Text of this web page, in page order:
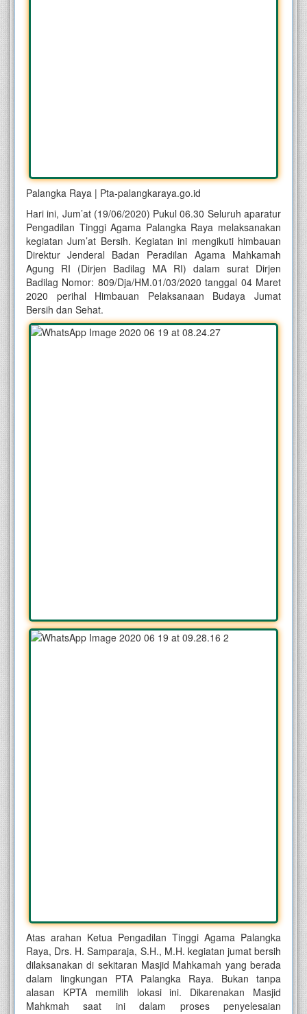
Palangka Raya | Pta-palangkaraya.go.id
Hari ini, Jum’at (19/06/2020) Pukul 06.30 Seluruh aparatur
Pengadilan Tinggi Agama Palangka Raya melaksanakan
kegiatan Jum’at Bersih. Kegiatan ini mengikuti himbauan
Direktur Jenderal Badan Peradilan Agama Mahkamah
Agung RI (Dirjen Badilag MA RI) dalam surat Dirjen
Badilag Nomor: 809/Dja/HM.01/03/2020 tanggal 04 Maret
2020 perihal Himbauan Pelaksanaan Budaya Jumat
Bersih dan Sehat.
Atas arahan Ketua Pengadilan Tinggi Agama Palangka
Raya, Drs. H. Samparaja, S.H., M.H. kegiatan jumat bersih
dilaksanakan di sekitaran Masjid Mahkamah yang berada
dalam lingkungan PTA Palangka Raya. Bukan tanpa
alasan KPTA memilih lokasi ini. Dikarenakan Masjid
Mahkmah saat ini dalam proses penyelesaian